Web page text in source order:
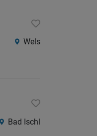
Wels
Bad Ischl